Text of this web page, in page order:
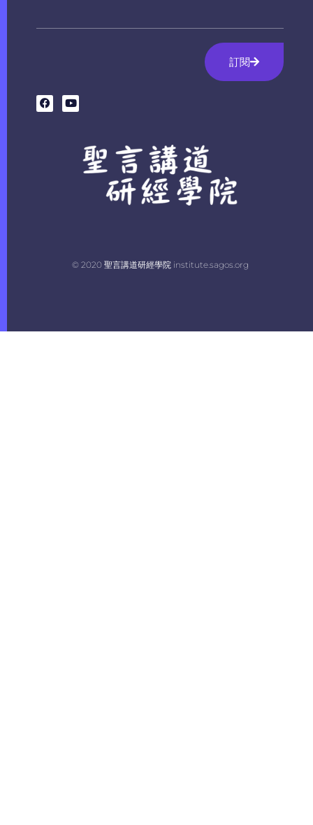
訂閱
© 2020 聖言講道研經學院 institute.sagos.org